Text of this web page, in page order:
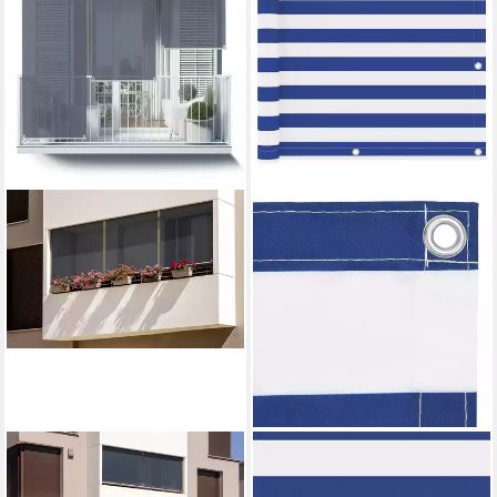
TULUP
Senkrechtmarkise Standard-
Balkonsichtschutz Balkon-